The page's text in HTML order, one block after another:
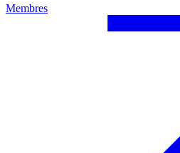
Membres